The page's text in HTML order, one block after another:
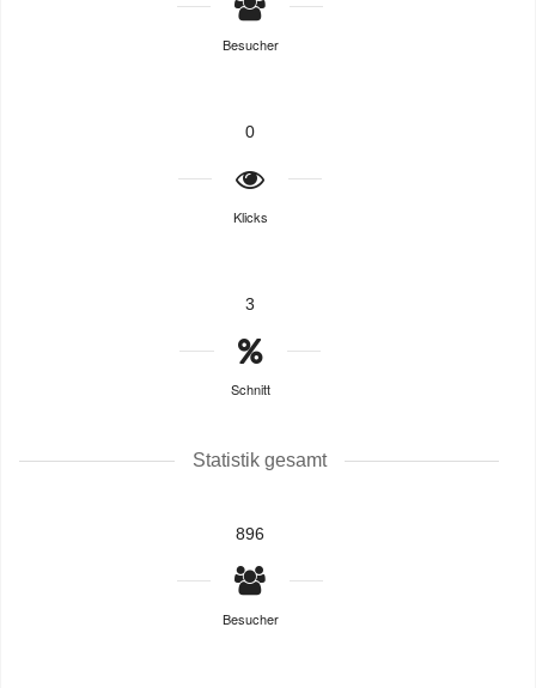
Besucher
0
Klicks
3
Schnitt
Statistik gesamt
896
Besucher